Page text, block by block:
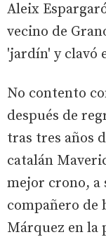
Aleix
vecino de
'jardín' y clavó
No contento
después de
tras tres años
catalán
mejor crono, a
compañero de
Márquez en la